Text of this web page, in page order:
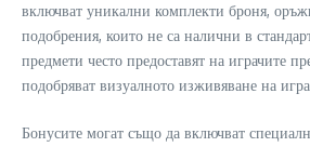
включват уникални комплекти броня,
подобрения, които не са налични в
предмети често предоставят на играчите
подобряват визуалното изживяване на
Бонусите могат също да включват